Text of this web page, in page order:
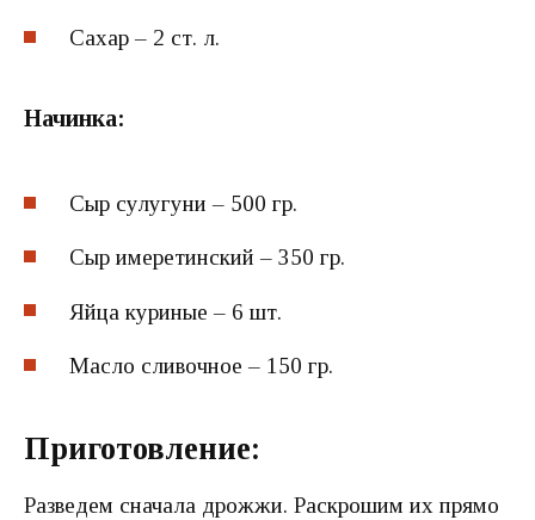
Сахар – 2 ст. л.
Начинка:
Сыр сулугуни – 500 гр.
Сыр имеретинский – 350 гр.
Яйца куриные – 6 шт.
Масло сливочное – 150 гр.
Приготовление:
Разведем сначала дрожжи. Раскрошим их прямо